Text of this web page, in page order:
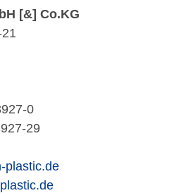
[&] Co.KG
0
29
plastic.de